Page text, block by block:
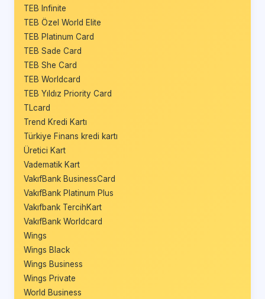
TEB Infinite
TEB Özel World Elite
TEB Platinum Card
TEB Sade Card
TEB She Card
TEB Worldcard
TEB Yıldız Priority Card
TLcard
Trend Kredi Kartı
Türkiye Finans kredi kartı
Üretici Kart
Vadematik Kart
VakıfBank BusinessCard
VakıfBank Platinum Plus
Vakıfbank TercihKart
VakıfBank Worldcard
Wings
Wings Black
Wings Business
Wings Private
World Business